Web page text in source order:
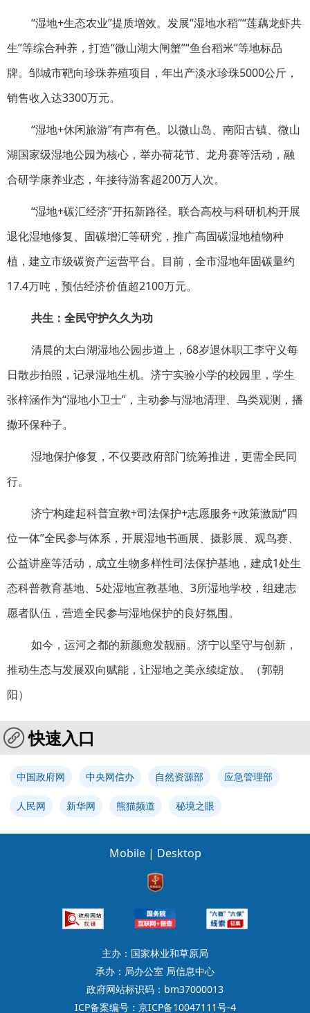
“湿地+生态农业”提质增效。发展“湿地水稻”“莲藕龙虾共
生”等综合种养，打造“微山湖大闸蟹”“鱼台稻米”等地标品
牌。邹城市靶向珍珠养殖项目，年出产淡水珍珠5000公斤，
销售收入达3300万元。
“湿地+休闲旅游”有声有色。以微山岛、南阳古镇、微山
湖国家级湿地公园为核心，举办荷花节、龙舟赛等活动，融
合研学康养业态，年接待游客超200万人次。
“湿地+碳汇经济”开拓新路径。联合高校与科研机构开展
退化湿地修复、固碳增汇等研究，推广高固碳湿地植物种
植，建立市级碳资产运营平台。目前，全市湿地年固碳量约
17.4万吨，预估经济价值超2100万元。
共生：全民守护久久为功
清晨的太白湖湿地公园步道上，68岁退休职工李守义每
日散步拍照，记录湿地生机。济宁实验小学的校园里，学生
张梓涵作为“湿地小卫士”，主动参与湿地清理、鸟类观测，播
撒环保种子。
湿地保护修复，不仅要政府部门统筹推进，更需全民同
行。
济宁构建起科普宣教+司法保护+志愿服务+政策激励“四
位一体”全民参与体系，开展湿地书画展、摄影展、观鸟赛、
公益讲座等活动，成立生物多样性司法保护基地，建成1处生
态科普教育基地、5处湿地宣教基地、3所湿地学校，组建志
愿者队伍，营造全民参与湿地保护的良好氛围。
如今，运河之都的新颜愈发靓丽。济宁以坚守与创新，
推动生态与发展双向赋能，让湿地之美永续绽放。（郭朝
阳）
快速入口
中国政府网 中央网信办 自然资源部 应急管理部
人民网 新华网 熊猫频道 秘境之眼
Mobile | Desktop
主办：国家林业和草原局
承办：局办公室 局信息中心
政府网站标识码：bm37000013
ICP备案编号：京ICP备10047111号-4